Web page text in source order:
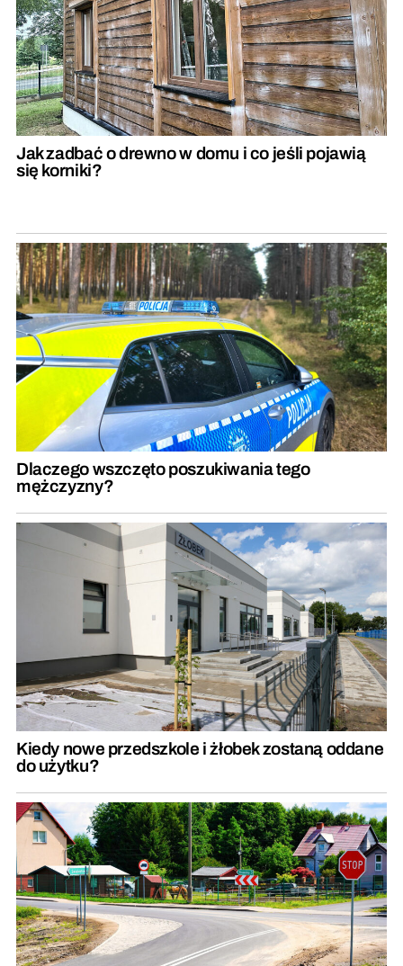
Jak zadbać o drewno w domu i co jeśli pojawią
się korniki?
Dlaczego wszczęto poszukiwania tego
mężczyzny?
Kiedy nowe przedszkole i żłobek zostaną oddane
do użytku?